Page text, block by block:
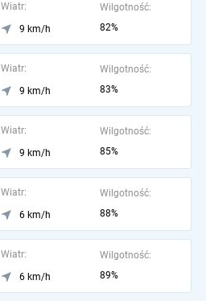
Wiatr:
9 km/h
Wilgotność:
82%
Wiatr:
9 km/h
Wilgotność:
83%
Wiatr:
9 km/h
Wilgotność:
85%
Wiatr:
6 km/h
Wilgotność:
88%
Wiatr:
6 km/h
Wilgotność:
89%